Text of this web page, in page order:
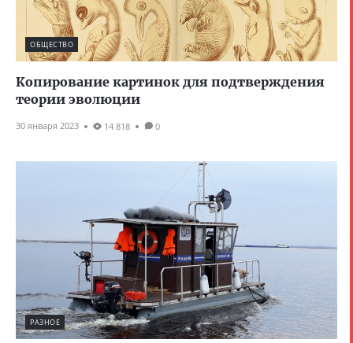
ОБЩЕСТВО
Копирование картинок для подтверждения
теории эволюции
30 января 2023 14 818 0
РАЗНОЕ